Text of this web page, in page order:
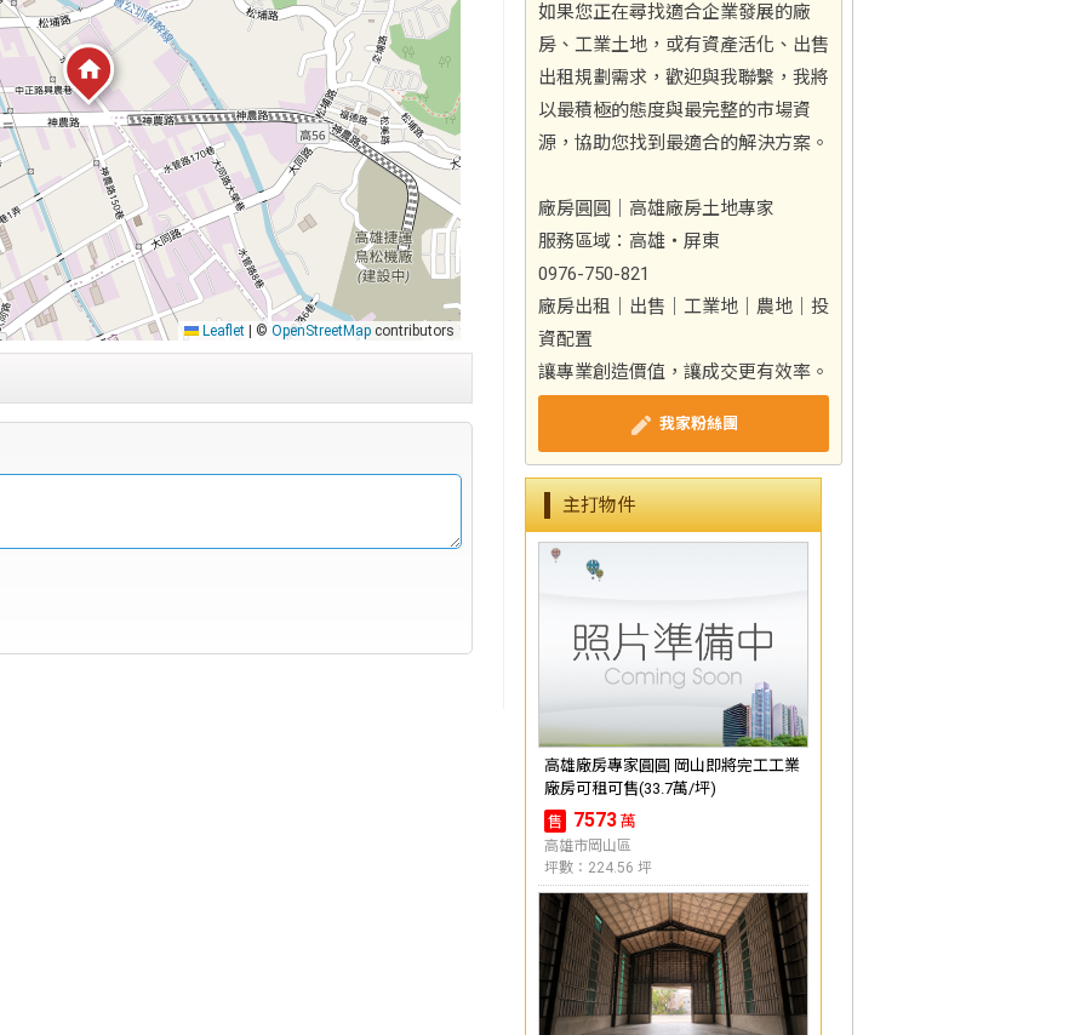
Leaflet © OpenStreetMap contributors
如果您正在尋找適合企業發展的廠
房、工業土地，或有資產活化、出售
出租規劃需求，歡迎與我聯繫，我將
以最積極的態度與最完整的市場資
源，協助您找到最適合的解決方案。
廠房圓圓｜高雄廠房土地專家
服務區域：高雄・屏東
0976-750-821
廠房出租｜出售｜工業地｜農地｜投
資配置
讓專業創造價值，讓成交更有效率。
我家粉絲團
主打物件
高雄廠房專家圓圓 岡山即將完工工業
廠房可租可售(33.7萬/坪)
售 7573 萬
高雄市岡山區
坪數：224.56 坪